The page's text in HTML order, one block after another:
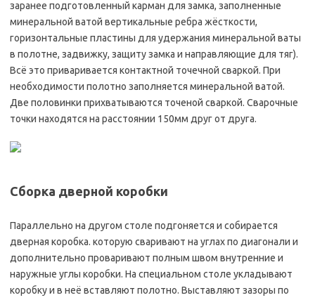
заранее подготовленный карман для замка, заполненные
минеральной ватой вертикальные ребра жёсткости,
горизонтальные пластины для удержания минеральной ваты
в полотне, задвижку, защиту замка и направляющие для тяг).
Всё это приваривается контактной точечной сваркой. При
необходимости полотно заполняется минеральной ватой.
Две половинки прихватываются точеной сваркой. Сварочные
точки находятся на расстоянии 150мм друг от друга.
Сборка дверной коробки
Параллельно на другом столе подгоняется и собирается
дверная коробка. которую сваривают на углах по диагонали и
дополнительно проваривают полным швом внутренние и
наружные углы коробки. На специальном столе укладывают
коробку и в неё вставляют полотно. Выставляют зазоры по